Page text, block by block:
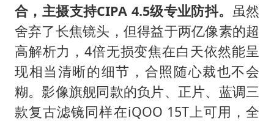
合，主摄支持CIPA 4.5级专业防抖。 虽然
舍弃了长焦镜头，但得益于两亿像素的超
高解析力，4倍无损变焦在白天依然能呈
现相当清晰的细节，合照随心裁也不会
糊。影像旗舰同款的负片、正片、蓝调三
款复古滤镜同样在iQOO 15T上可用，全